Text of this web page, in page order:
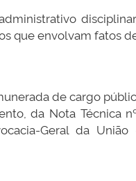
que envolvam fatos
de cargo
da Nota Técnica
Geral da